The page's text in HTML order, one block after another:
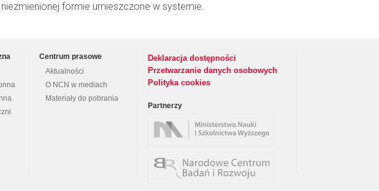
formie umieszczone w systemie.
Centrum prasowe
Aktualności
O NCN w mediach
Materiały do pobrania
Deklaracja dostępności
Przetwarzanie danych osobowych
Polityka cookies
Partnerzy